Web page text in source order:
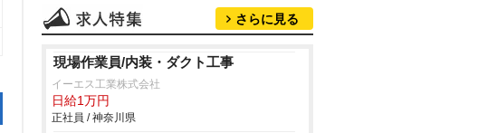
さらに見る
現場作業員/内装・ダクト工事
イーエス工業株式会社
日給1万円
正社員 / 神奈川県